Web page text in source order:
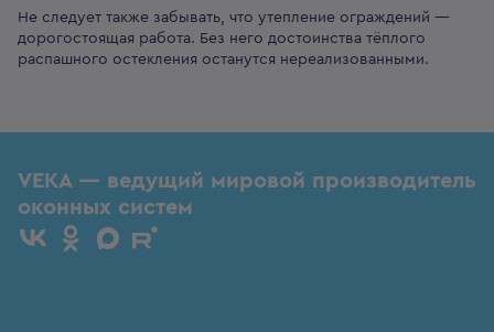
Не следует также забывать, что утепление ограждений —
дорогостоящая работа. Без него достоинства тёплого
распашного остекления останутся нереализованными.
VEKA — ведущий мировой производитель
оконных систем